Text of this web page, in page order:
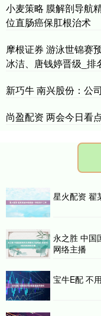
小麦策略 膜解剖导航
位直肠癌保肛根治术
摩根证券 游泳世锦赛
冰洁、唐钱婷晋级_排
新巧牛 南兴股份：公
尚盈配资 两会今日看
星火配资 翟
永之胜 中国
网络主播
宝牛E配 不